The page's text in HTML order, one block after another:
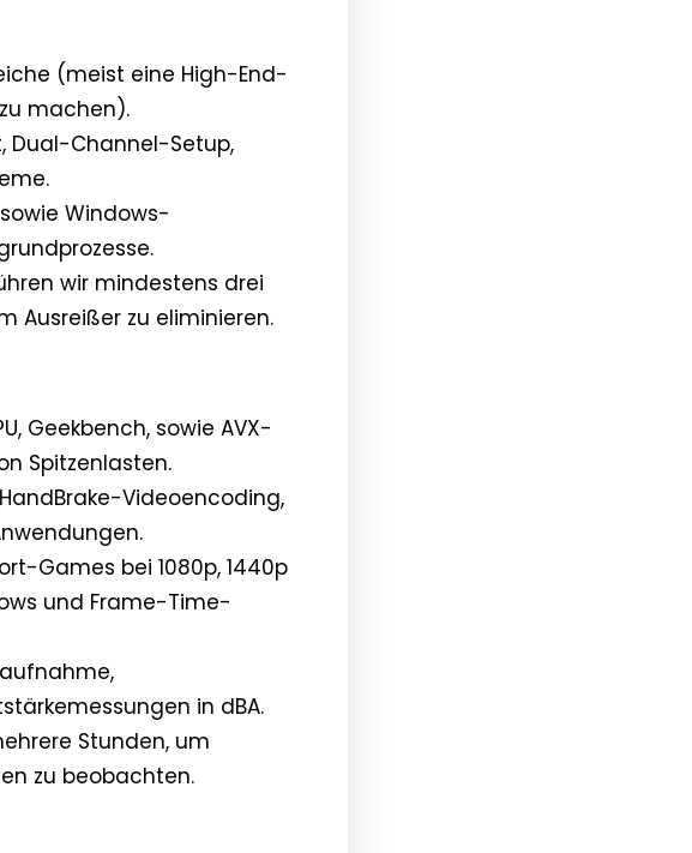
(meist eine High-End-
machen).
Dual-Channel-Setup,
Windows-
wir mindestens drei
Ausreißer zu eliminieren.
Geekbench, sowie AVX-
Spitzenlasten.
Videoencoding,
Games bei 1080p, 1440p
und Frame-Time-
in dBA.
Stunden, um
zu beobachten.